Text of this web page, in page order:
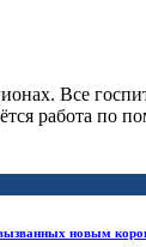
Все
работа по
новым